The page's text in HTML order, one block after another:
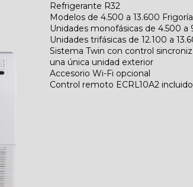
Refrigerante R32
Modelos de 4.500 a 13.600
Unidades monofásicas de 4.500 a
Unidades trifásicas de 12.100 a
Sistema Twin con control
una única unidad exterior
Accesorio Wi-Fi opcional
Control remoto ECRL10A2